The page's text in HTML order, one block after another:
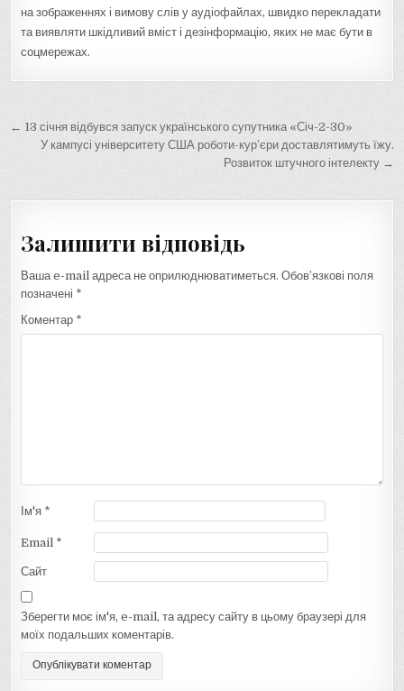
на зображеннях і вимову слів у аудіофайлах, швидко перекладати
та виявляти шкідливий вміст і дезінформацію, яких не має бути в
соцмережах.
Навігація
записів
← 13 січня відбувся запуск українського супутника «Січ-2-30»
У кампусі університету США роботи-кур’єри доставлятимуть їжу.
Розвиток штучного інтелекту →
Залишити відповідь
Ваша e-mail адреса не оприлюднюватиметься. Обов’язкові поля
позначені *
Коментар *
Ім'я *
Email *
Сайт
Зберегти моє ім'я, e-mail, та адресу сайту в цьому браузері для
моїх подальших коментарів.